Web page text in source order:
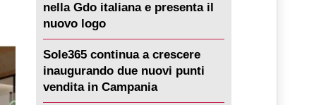
nella Gdo italiana e presenta il
nuovo logo
Sole365 continua a crescere
inaugurando due nuovi punti
vendita in Campania